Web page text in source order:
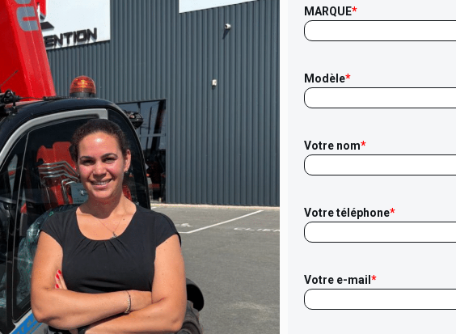
MARQUE*
Modèle*
Votre nom*
Votre téléphone*
Votre e-mail *